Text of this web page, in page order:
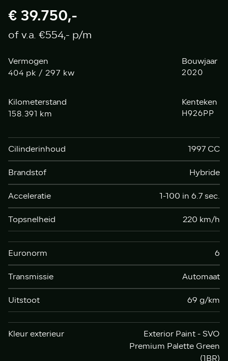
€ 39.750,-
of v.a. €554,- p/m
Vermogen
404 pk / 297 kw
Bouwjaar
2020
Kilometerstand
158.391 km
Kenteken
H926PP
Cilinderinhoud
1997 CC
Brandstof
Hybride
Acceleratie
1-100 in 6.7 sec.
Topsnelheid
220 km/h
Euronorm
6
Transmissie
Automaat
Uitstoot
69 g/km
Kleur exterieur
Exterior Paint - SVO
Premium Palette Green
(1BR)